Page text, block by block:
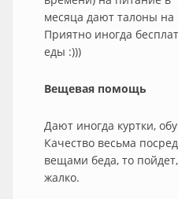
месяца дают талоны на
Приятно иногда
еды :)))
Вещевая помощь
Дают иногда куртки,
Качество весьма
вещами беда, то
жалко.